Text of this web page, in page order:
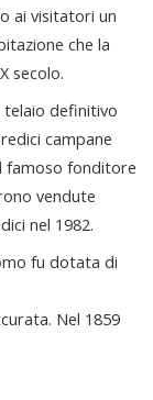
ai visitatori un
che la
secolo.
telaio definitivo
campane
famoso fonditore
vendute
nel 1982.
fu dotata di
Nel 1859